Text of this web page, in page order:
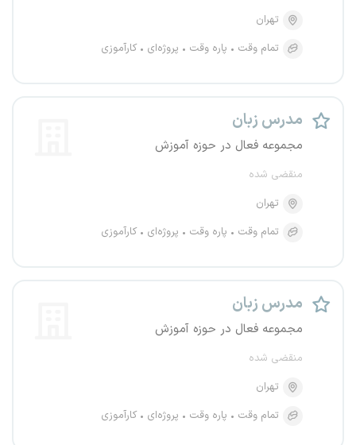
تهران
تمام وقت
پاره وقت پروژه‌ای کارآموزی
مدرس زبان
مجموعه فعال در حوزه آموزش
منقضی شده
تهران
تمام وقت
پاره وقت پروژه‌ای کارآموزی
مدرس زبان
مجموعه فعال در حوزه آموزش
منقضی شده
تهران
تمام وقت
پاره وقت پروژه‌ای کارآموزی